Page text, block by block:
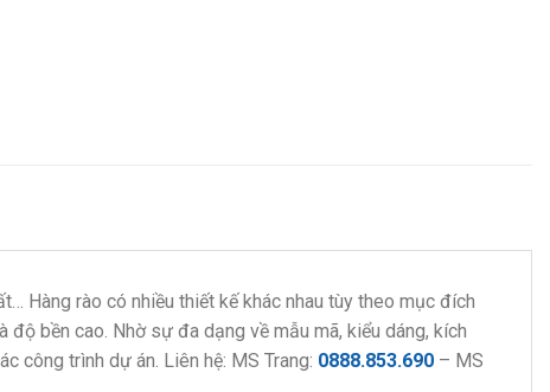
Hàng rào có nhiều thiết kế khác nhau tùy theo mục đích
bền cao. Nhờ sự đa dạng về mẫu mã, kiểu dáng, kích
công trình dự án. Liên hệ: MS Trang: 0888.853.690 – MS